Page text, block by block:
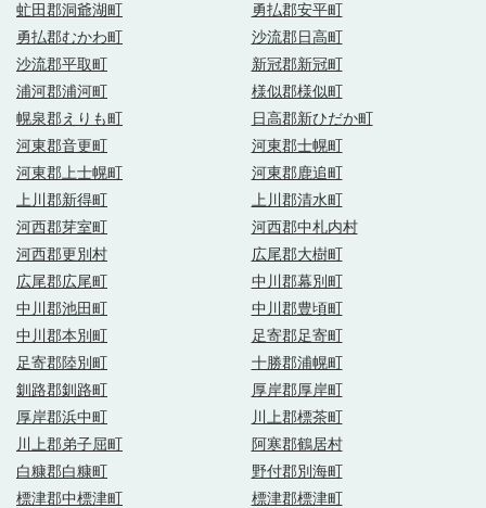
虻田郡洞爺湖町
勇払郡安平町
勇払郡むかわ町
沙流郡日高町
沙流郡平取町
新冠郡新冠町
浦河郡浦河町
様似郡様似町
幌泉郡えりも町
日高郡新ひだか町
河東郡音更町
河東郡士幌町
河東郡上士幌町
河東郡鹿追町
上川郡新得町
上川郡清水町
河西郡芽室町
河西郡中札内村
河西郡更別村
広尾郡大樹町
広尾郡広尾町
中川郡幕別町
中川郡池田町
中川郡豊頃町
中川郡本別町
足寄郡足寄町
足寄郡陸別町
十勝郡浦幌町
釧路郡釧路町
厚岸郡厚岸町
厚岸郡浜中町
川上郡標茶町
川上郡弟子屈町
阿寒郡鶴居村
白糠郡白糠町
野付郡別海町
標津郡中標津町
標津郡標津町